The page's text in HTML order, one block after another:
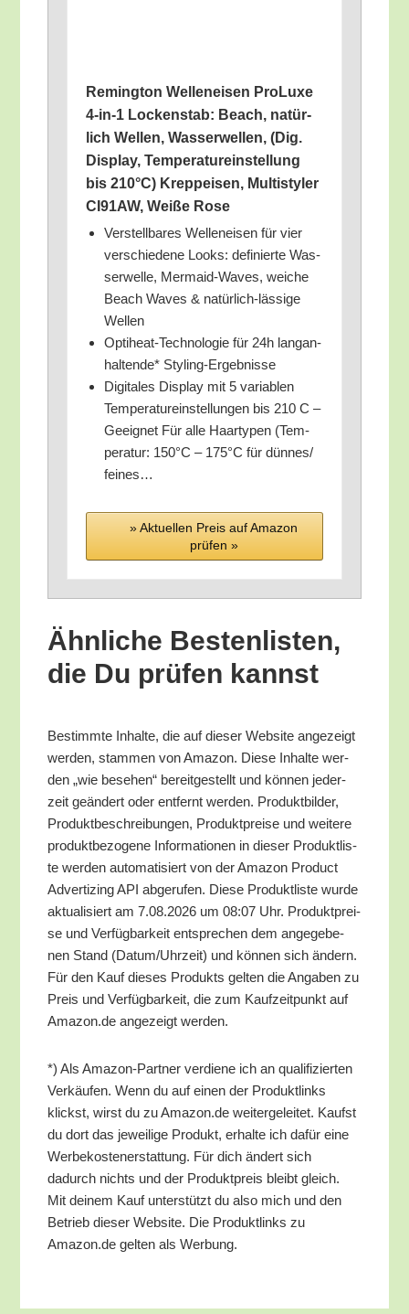
Reming­ton Wel­len­ei­sen Pro­Lu­xe
4‑in‑1 Locken­stab: Beach, natür­
lich Wel­len, Was­ser­wel­len, (Dig.
Dis­play, Tem­pe­ra­tur­ein­stel­lung
bis 210°C) Kreppei­sen, Mul­ti­sty­ler
CI91AW, Wei­ße Rose
Ver­stell­ba­res Wel­len­ei­sen für vier
ver­schie­de­ne Looks: defi­nier­te Was­
ser­wel­le, Mer­maid-Waves, wei­che
Beach Waves & natür­lich-läs­si­ge
Wellen
Opti­heat-Tech­no­lo­gie für 24h lang­an­
hal­ten­de* Styling-Ergebnisse
Digi­ta­les Dis­play mit 5 varia­blen
Tem­pe­ra­tur­ein­stel­lun­gen bis 210 C –
Geeig­net Für alle Haar­ty­pen (Tem­
pe­ra­tur: 150°C – 175°C für dünnes/​
feines…
» Aktu­el­len Preis auf Ama­zon
prü­fen »
Ähn­li­che Bes­ten­lis­ten,
die Du prü­fen kannst
Bestimm­te Inhal­te, die auf die­ser Web­site ange­zeigt
wer­den, stam­men von Ama­zon. Die­se Inhal­te wer­
den „wie bese­hen“ bereit­ge­stellt und kön­nen jeder­
zeit geän­dert oder ent­fernt wer­den. Pro­dukt­bil­der,
Pro­dukt­be­schrei­bun­gen, Pro­dukt­prei­se und wei­te­re
pro­dukt­be­zo­ge­ne Infor­ma­tio­nen in die­ser Pro­dukt­lis­
te wer­den auto­ma­ti­siert von der Ama­zon Pro­duct
Adver­tiz­ing API abge­ru­fen. Die­se Pro­dukt­lis­te wur­de
aktua­li­siert am 7.08.2026 um 08:07 Uhr. Pro­dukt­prei­
se und Ver­füg­bar­keit ent­spre­chen dem ange­ge­be­
nen Stand (Datum/​Uhrzeit) und kön­nen sich ändern.
Für den Kauf die­ses Pro­dukts gel­ten die Anga­ben zu
Preis und Ver­füg­bar­keit, die zum Kauf­zeit­punkt auf
Amazon.de ange­zeigt werden.
*) Als Ama­zon-Part­ner ver­die­ne ich an qua­li­fi­zier­ten
Ver­käu­fen. Wenn du auf einen der Pro­dukt­links
klickst, wirst du zu Amazon.de wei­ter­ge­lei­tet. Kaufst
du dort das jewei­li­ge Pro­dukt, erhal­te ich dafür eine
Wer­be­kos­ten­er­stat­tung. Für dich ändert sich
dadurch nichts und der Pro­dukt­preis bleibt gleich.
Mit dei­nem Kauf unter­stützt du also mich und den
Betrieb die­ser Web­site. Die Pro­dukt­links zu
Amazon.de gel­ten als Werbung.